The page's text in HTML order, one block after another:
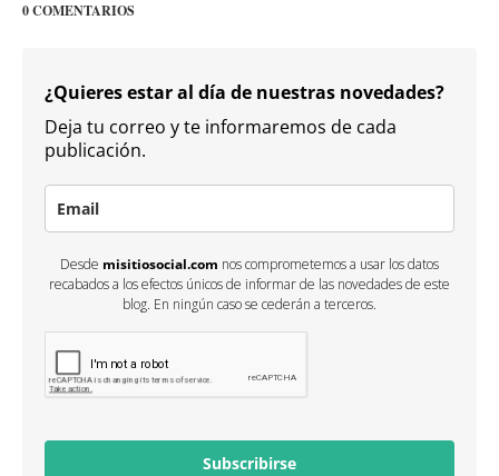
0 COMENTARIOS
¿Quieres estar al día de nuestras novedades?
Deja tu correo y te informaremos de cada
publicación.
Desde misitiosocial.com nos comprometemos a usar los datos
recabados a los efectos únicos de informar de las novedades de este
blog. En ningún caso se cederán a terceros.
Subscribirse